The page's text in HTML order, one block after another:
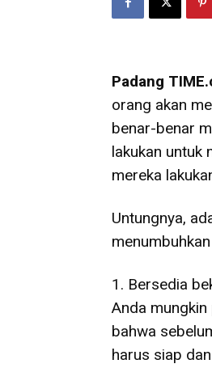
Padang
orang akan
benar-benar
lakukan untuk
mereka
Untungnya,
1. Bersedia
Anda mungkin
bahwa
harus siap